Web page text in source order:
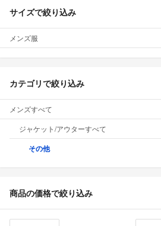
サイズで絞り込み
メンズ服
カテゴリで絞り込み
メンズすべて
ジャケット/アウターすべて
その他
商品の価格で絞り込み